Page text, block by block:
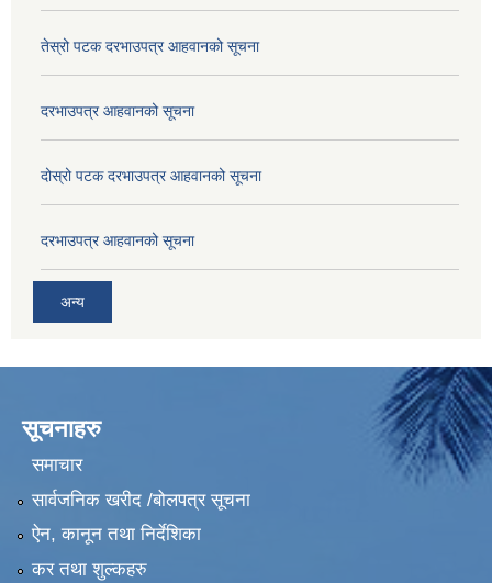
तेस्रो पटक दरभाउपत्र आहवानको सूचना
दरभाउपत्र आहवानको सूचना
दोस्रो पटक दरभाउपत्र आहवानको सूचना
दरभाउपत्र आहवानको सूचना
अन्य
सूचनाहरु
समाचार
सार्वजनिक खरीद /बोलपत्र सूचना
ऐन, कानून तथा निर्देशिका
कर तथा शुल्कहरु